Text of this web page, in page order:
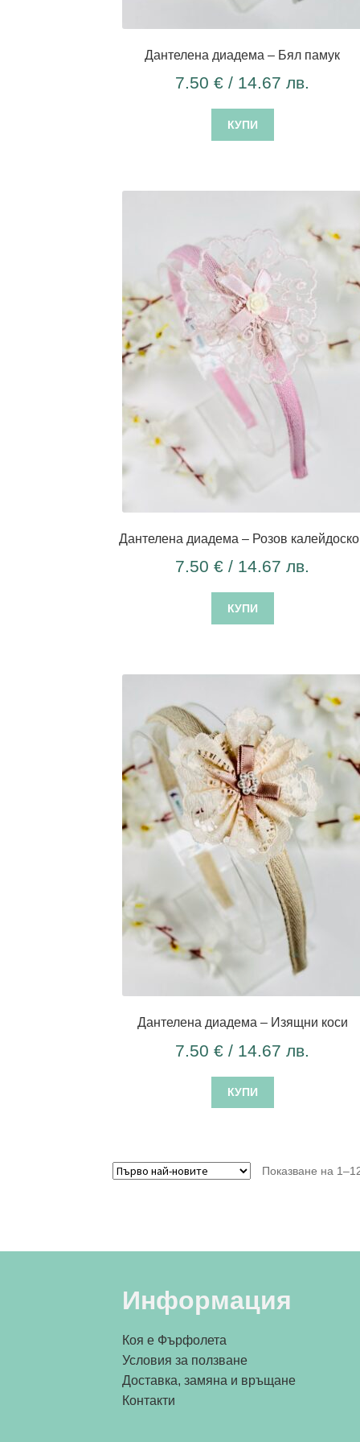
Дантелена диадема – Бял памук
7.50€ / 14.67 лв.
КУПИ
Дантелена диадема – Розов
7.50€ / 14.67 лв.
КУПИ
Дантелена диадема – Изящни коси
7.50€ / 14.67 лв.
КУПИ
Показване на
Информация
Коя е Фърфолета
Условия за ползване
Доставка, замяна и връщане
Контакти